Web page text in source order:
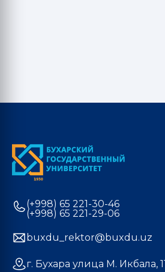
(+998) 65 221-30-46
(+998) 65 221-29-06
buxdu_rektor@buxdu.uz
г. Бухара улица М. Икбала,